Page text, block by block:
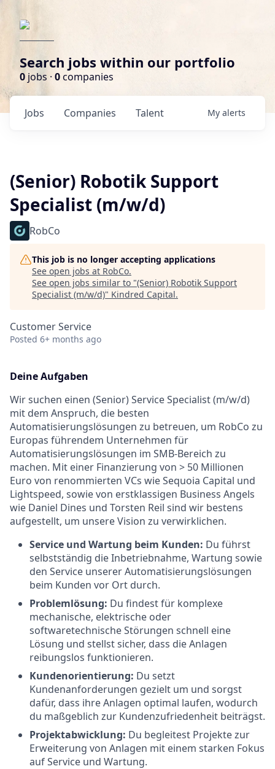
Search jobs within our portfolio
0 jobs · 0companies
Jobs Companies Talent My alerts
(Senior) Robotik Support
Specialist (m/w/d)
RobCo
This job is no longer accepting applications
See open jobs at RobCo.
See open jobs similar to "(Senior) Robotik Support
Specialist (m/w/d)" Kindred Capital.
Customer Service
Posted 6+ months ago
Deine Aufgaben
Wir suchen einen (Senior) Service Specialist (m/w/d)
mit dem Anspruch, die besten
Automatisierungslösungen zu betreuen, um RobCo zu
Europas führendem Unternehmen für
Automatisierungslösungen im SMB-Bereich zu
machen. Mit einer Finanzierung von > 50 Millionen
Euro von renommierten VCs wie Sequoia Capital und
Lightspeed, sowie von erstklassigen Business Angels
wie Daniel Dines und Torsten Reil sind wir bestens
aufgestellt, um unsere Vision zu verwirklichen.
Service und Wartung beim Kunden: Du führst
selbstständig die Inbetriebnahme, Wartung sowie
den Service unserer Automatisierungslösungen
beim Kunden vor Ort durch.
Problemlösung: Du findest für komplexe
mechanische, elektrische oder
softwaretechnische Störungen schnell eine
Lösung und stellst sicher, dass die Anlagen
reibungslos funktionieren.
Kundenorientierung: Du setzt
Kundenanforderungen gezielt um und sorgst
dafür, dass ihre Anlagen optimal laufen, wodurch
du maßgeblich zur Kundenzufriedenheit beiträgst.
Projektabwicklung: Du begleitest Projekte zur
Erweiterung von Anlagen mit einem starken Fokus
auf Service und Wartung.